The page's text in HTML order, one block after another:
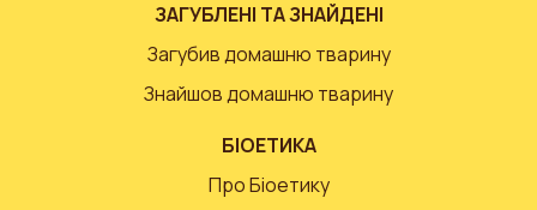
ЗАГУБЛЕНІ ТА ЗНАЙДЕНІ
Загубив домашню тварину
Знайшов домашню тварину
БІОЕТИКА
Про Біоетику